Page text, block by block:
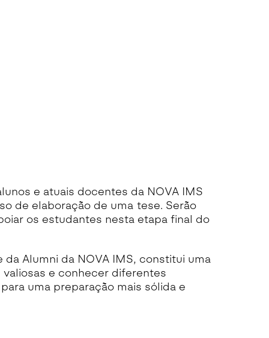
e atuais docentes da NOVA IMS
de elaboração de uma tese. Serão
os estudantes nesta etapa final do
Alumni da NOVA IMS, constitui uma
e conhecer diferentes
uma preparação mais sólida e